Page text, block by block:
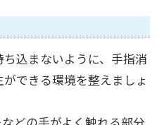
込まないように、手指消
できる環境を整えましょ